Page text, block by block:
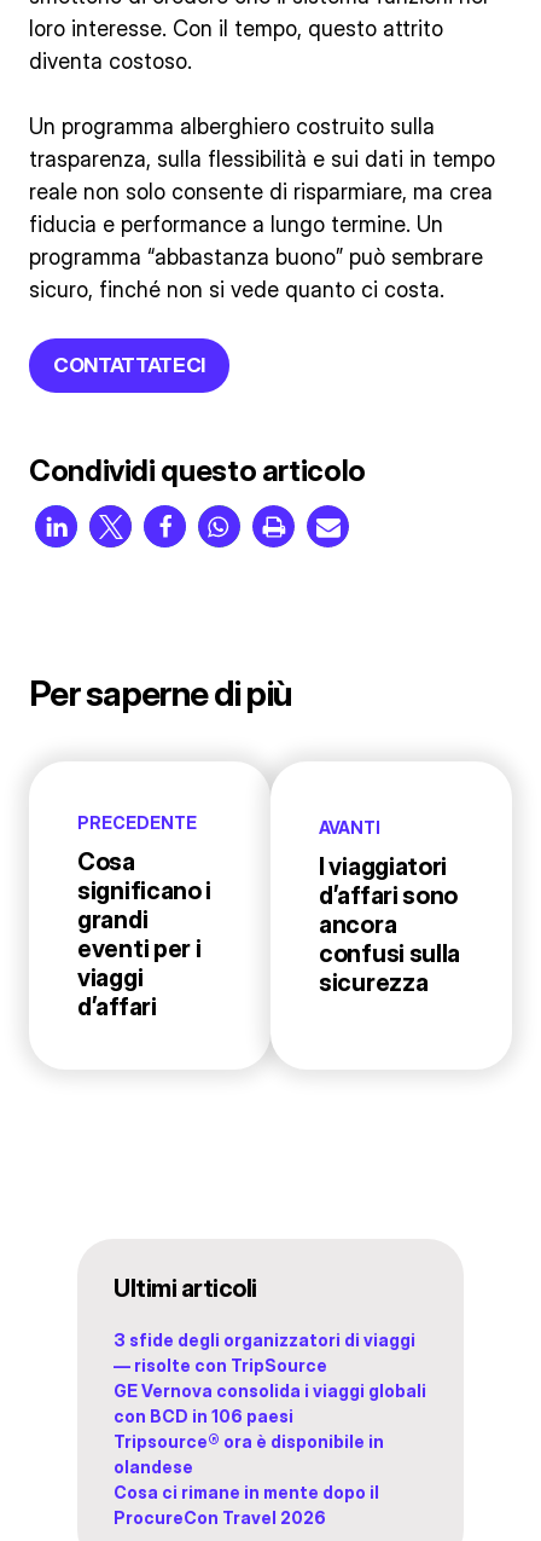
loro interesse. Con il tempo, questo attrito
diventa costoso.
Un programma alberghiero costruito sulla
trasparenza, sulla flessibilità e sui dati in tempo
reale non solo consente di risparmiare, ma crea
fiducia e performance a lungo termine. Un
programma “abbastanza buono” può sembrare
sicuro, finché non si vede quanto ci costa.
CONTATTATECI
Condividi questo articolo
Per saperne di più
PRECEDENTE
Cosa
significano i
grandi
eventi per i
viaggi
d’affari
AVANTI
I viaggiatori
d’affari sono
ancora
confusi sulla
sicurezza
Ultimi articoli
3 sfide degli organizzatori di viaggi
— risolte con TripSource
GE Vernova consolida i viaggi globali
con BCD in 106 paesi
Tripsource® ora è disponibile in
olandese
Cosa ci rimane in mente dopo il
ProcureCon Travel 2026